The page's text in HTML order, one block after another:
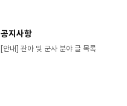
공지사항
[안내] 관아 및 군사 분야 글 목록